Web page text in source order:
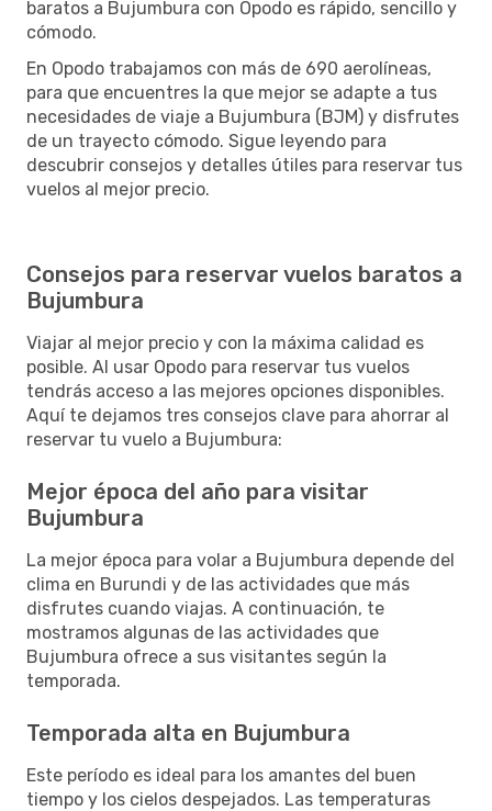
baratos a Bujumbura con Opodo es rápido, sencillo y
cómodo.
En Opodo trabajamos con más de 690 aerolíneas,
para que encuentres la que mejor se adapte a tus
necesidades de viaje a Bujumbura (BJM) y disfrutes
de un trayecto cómodo. Sigue leyendo para
descubrir consejos y detalles útiles para reservar tus
vuelos al mejor precio.
Consejos para reservar vuelos baratos a
Bujumbura
Viajar al mejor precio y con la máxima calidad es
posible. Al usar Opodo para reservar tus vuelos
tendrás acceso a las mejores opciones disponibles.
Aquí te dejamos tres consejos clave para ahorrar al
reservar tu vuelo a Bujumbura:
Mejor época del año para visitar
Bujumbura
La mejor época para volar a Bujumbura depende del
clima en Burundi y de las actividades que más
disfrutes cuando viajas. A continuación, te
mostramos algunas de las actividades que
Bujumbura ofrece a sus visitantes según la
temporada.
Temporada alta en Bujumbura
Este período es ideal para los amantes del buen
tiempo y los cielos despejados. Las temperaturas